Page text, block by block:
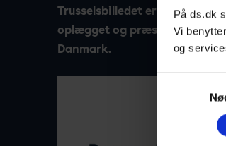
På ds.dk
Vi
og
Trusselsbilledet er dynamisk
oplægget og præsentationen
Danmark.